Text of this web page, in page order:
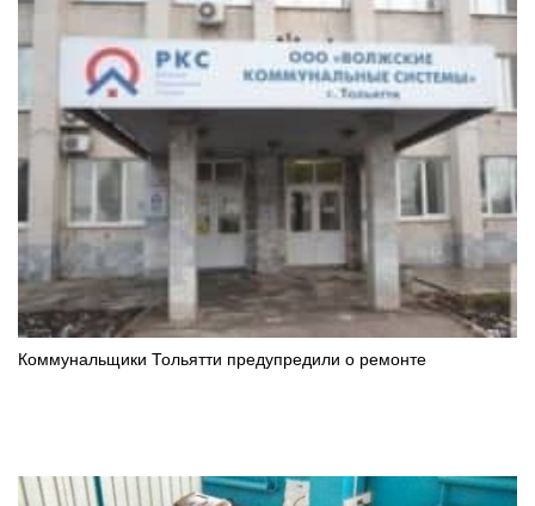
Коммунальщики Тольятти предупредили о ремонте